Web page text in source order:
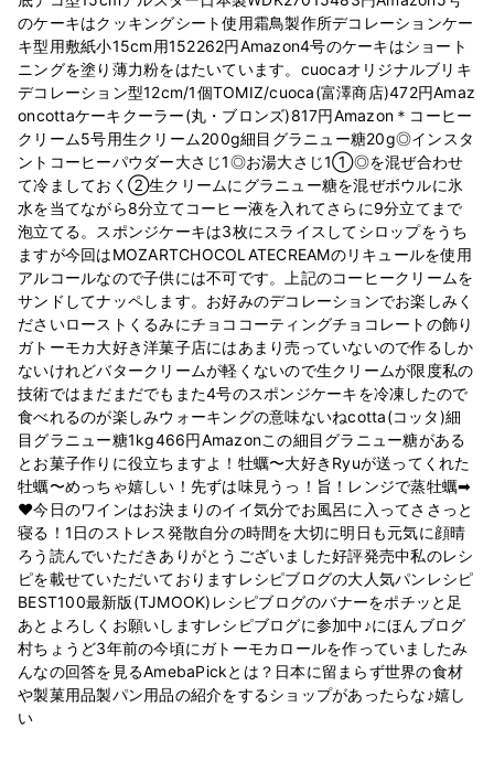
のケーキはクッキングシート使用霜鳥製作所デコレーションケー
キ型用敷紙小15cm用152262円Amazon4号のケーキはショート
ニングを塗り薄力粉をはたいています。cuocaオリジナルブリキ
デコレーション型12cm/1個TOMIZ/cuoca(富澤商店)472円Amaz
oncottaケーキクーラー(丸・ブロンズ)817円Amazon＊コーヒー
クリーム5号用生クリーム200g細目グラニュー糖20g◎インスタ
ントコーヒーパウダー大さじ1◎お湯大さじ1①◎を混ぜ合わせ
て冷ましておく②生クリームにグラニュー糖を混ぜボウルに氷
水を当てながら8分立てコーヒー液を入れてさらに9分立てまで
泡立てる。スポンジケーキは3枚にスライスしてシロップをうち
ますが今回はMOZARTCHOCOLATECREAMのリキュールを使用
アルコールなので子供には不可です。上記のコーヒークリームを
サンドしてナッペします。お好みのデコレーションでお楽しみく
ださいローストくるみにチョココーティングチョコレートの飾り
ガトーモカ大好き洋菓子店にはあまり売っていないので作るしか
ないけれどバタークリームが軽くないので生クリームが限度私の
技術ではまだまだでもまた4号のスポンジケーキを冷凍したので
食べれるのが楽しみウォーキングの意味ないねcotta(コッタ)細
目グラニュー糖1kg466円Amazonこの細目グラニュー糖がある
とお菓子作りに役立ちますよ！牡蠣〜大好きRyuが送ってくれた
牡蠣〜めっちゃ嬉しい！先ずは味見うっ！旨！レンジで蒸牡蠣➡︎
❤️今日のワインはお決まりのイイ気分でお風呂に入ってささっと
寝る！1日のストレス発散自分の時間を大切に明日も元気に顔晴
ろう読んでいただきありがとうございました好評発売中私のレシ
ピを載せていただいておりますレシピブログの大人気パンレシピ
BEST100最新版(TJMOOK)レシピブログのバナーをポチッと足
あとよろしくお願いしますレシピブログに参加中♪にほんブログ
村ちょうど3年前の今頃にガトーモカロールを作っていましたみ
んなの回答を見るAmebaPickとは？日本に留まらず世界の食材
や製菓用品製パン用品の紹介をするショップがあったらな♪嬉し
い